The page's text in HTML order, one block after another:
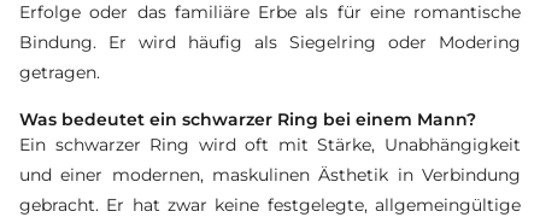
Erfolge oder das familiäre Erbe als für eine romantische
Bindung. Er wird häufig als Siegelring oder Modering
getragen.
Was bedeutet ein schwarzer Ring bei einem Mann?
Ein schwarzer Ring wird oft mit Stärke, Unabhängigkeit
und einer modernen, maskulinen Ästhetik in Verbindung
gebracht. Er hat zwar keine festgelegte, allgemeingültige